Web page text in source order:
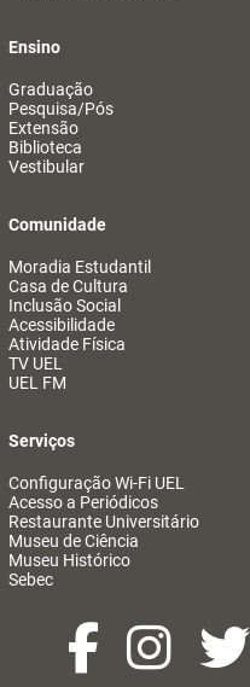
Ensino
Graduação
Pesquisa/Pós
Extensão
Biblioteca
Vestibular
Comunidade
Moradia Estudantil
Casa de Cultura
Inclusão Social
Acessibilidade
Atividade Física
TV UEL
UEL FM
Serviços
Configuração Wi-Fi UEL
Acesso a Periódicos
Restaurante Universitário
Museu de Ciência
Museu Histórico
Sebec